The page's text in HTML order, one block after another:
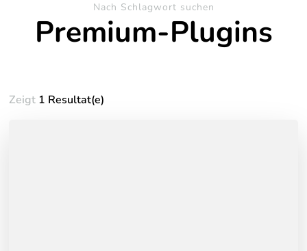
Nach Schlagwort suchen
Premium-Plugins
Zeigt 1 Resultat(e)